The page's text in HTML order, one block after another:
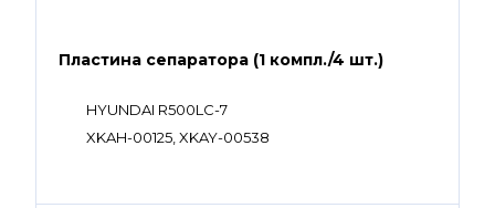
Пластина сепаратора (1 компл./4 шт.)
HYUNDAI R500LC-7
XKAH-00125, XKAY-00538